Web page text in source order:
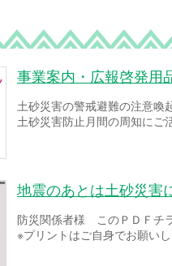
事業案内・広報啓発用
土砂災害の警戒避難の注意喚
土砂災害防止月間の周知にご
地震のあとは土砂災害
防災関係者様 このＰＤＦチ
※プリントはご自身でお願い